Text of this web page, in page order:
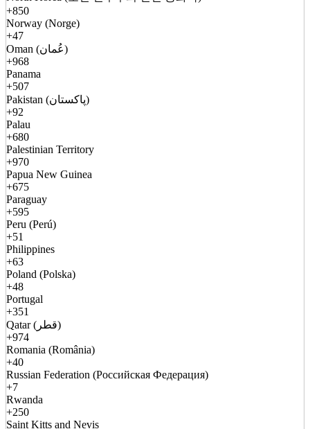
+850
Norway (Norge)
+47
Oman (عُمان)
+968
Panama
+507
Pakistan (پاکستان)
+92
Palau
+680
Palestinian Territory
+970
Papua New Guinea
+675
Paraguay
+595
Peru (Perú)
+51
Philippines
+63
Poland (Polska)
+48
Portugal
+351
Qatar (قطر)
+974
Romania (România)
+40
Russian Federation (Российская Федерация)
+7
Rwanda
+250
Saint Kitts and Nevis